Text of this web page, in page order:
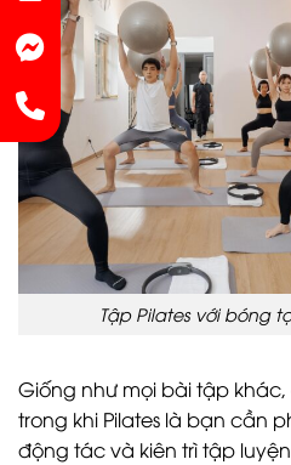
Tập Pilates với bóng
Giống như mọi bài tập
trong khi Pilates là bạn cần
động tác và kiên trì tập